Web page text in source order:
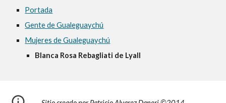
Portada
Gente de Gualeguaychú
Mujeres de Gualeguaychú
Blanca Rosa Rebagliati de Lyall